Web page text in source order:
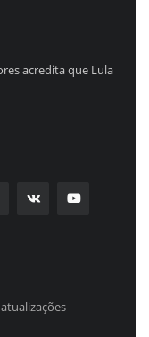
acredita que Lula